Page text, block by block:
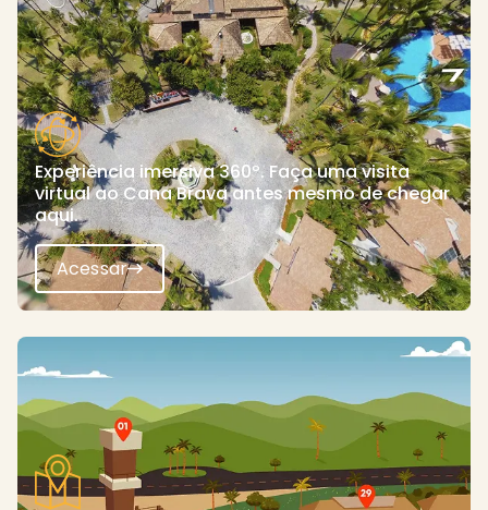
Experiência imersiva 360º. Faça uma visita
virtual ao Cana Brava antes mesmo de chegar
aqui.
Acessar